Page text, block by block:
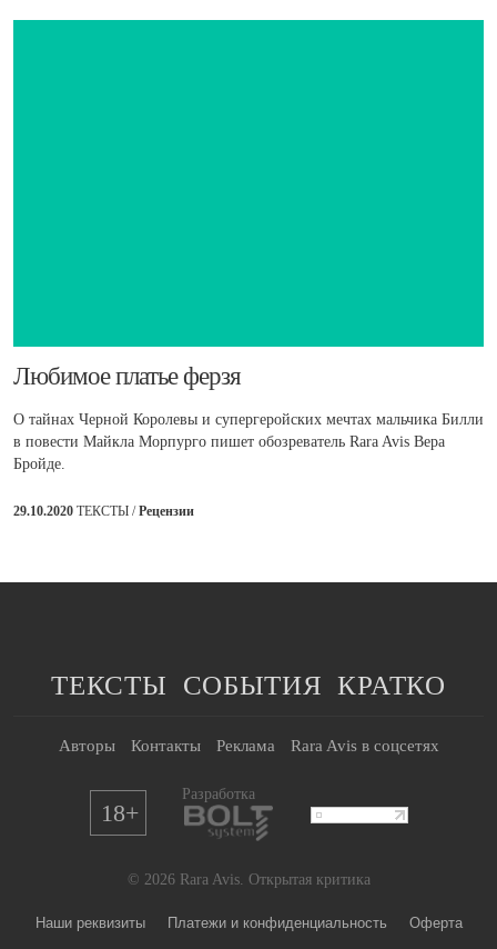
​Любимое платье ферзя
О тайнах Черной Королевы и супергеройских мечтах мальчика Билли
в повести Майкла Морпурго пишет обозреватель Rara Avis Вера
Бройде.
29.10.2020 ТЕКСТЫ /Рецензии
ТЕКСТЫ СОБЫТИЯ КРАТКО
Авторы Контакты Реклама Rara Avis в соцсетях
18+
Разработка
© 2026 Rara Avis. Открытая критика
Наши реквизиты Платежи и конфиденциальность Оферта